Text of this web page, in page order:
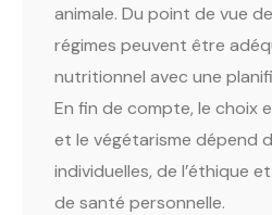
animale. Du point de vue
régimes peuvent être
nutritionnel avec une
En fin de compte, le choix
et le végétarisme dépend
individuelles, de l’éthique
de santé personnelle.